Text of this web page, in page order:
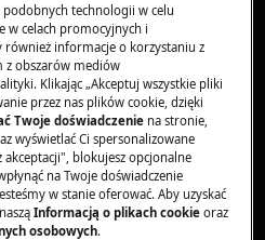
wykryte podczas
należy jak
się ze sprzedawcą,
powstało w
używać urządzenia.
technologii w celu
w celach promocyjnych i
informacje o korzystaniu z
z obszarów mediów
Klikając „Akceptuj wszystkie pliki
przez nas plików cookie, dzięki
Twoje doświadczenie na stronie,
wyświetlać Ci spersonalizowane
blokujesz opcjonalne
na Twoje doświadczenie
w stanie oferować. Aby uzyskać
Informacją o plikach cookie oraz
osobowych.